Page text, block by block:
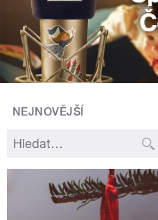
NEJNOVĚJŠÍ